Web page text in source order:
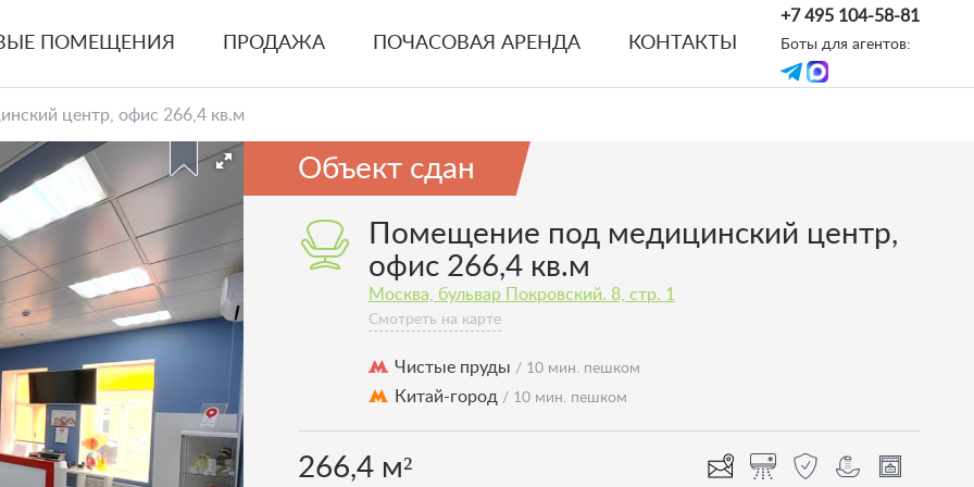
ПОМЕЩЕНИЯ ПРОДАЖА ПОЧАСОВАЯ АРЕНДА КОНТАКТЫ
+7 495 104-58-81
Боты для агентов:
центр, офис 266,4 кв.м
Объект сдан
Помещение под медицинский центр,
офис 266,4 кв.м
Москва, бульвар Покровский. 8, стр. 1
Смотреть на карте
Чистые пруды / 10 мин. пешком
Китай-город / 10 мин. пешком
266,4 м²